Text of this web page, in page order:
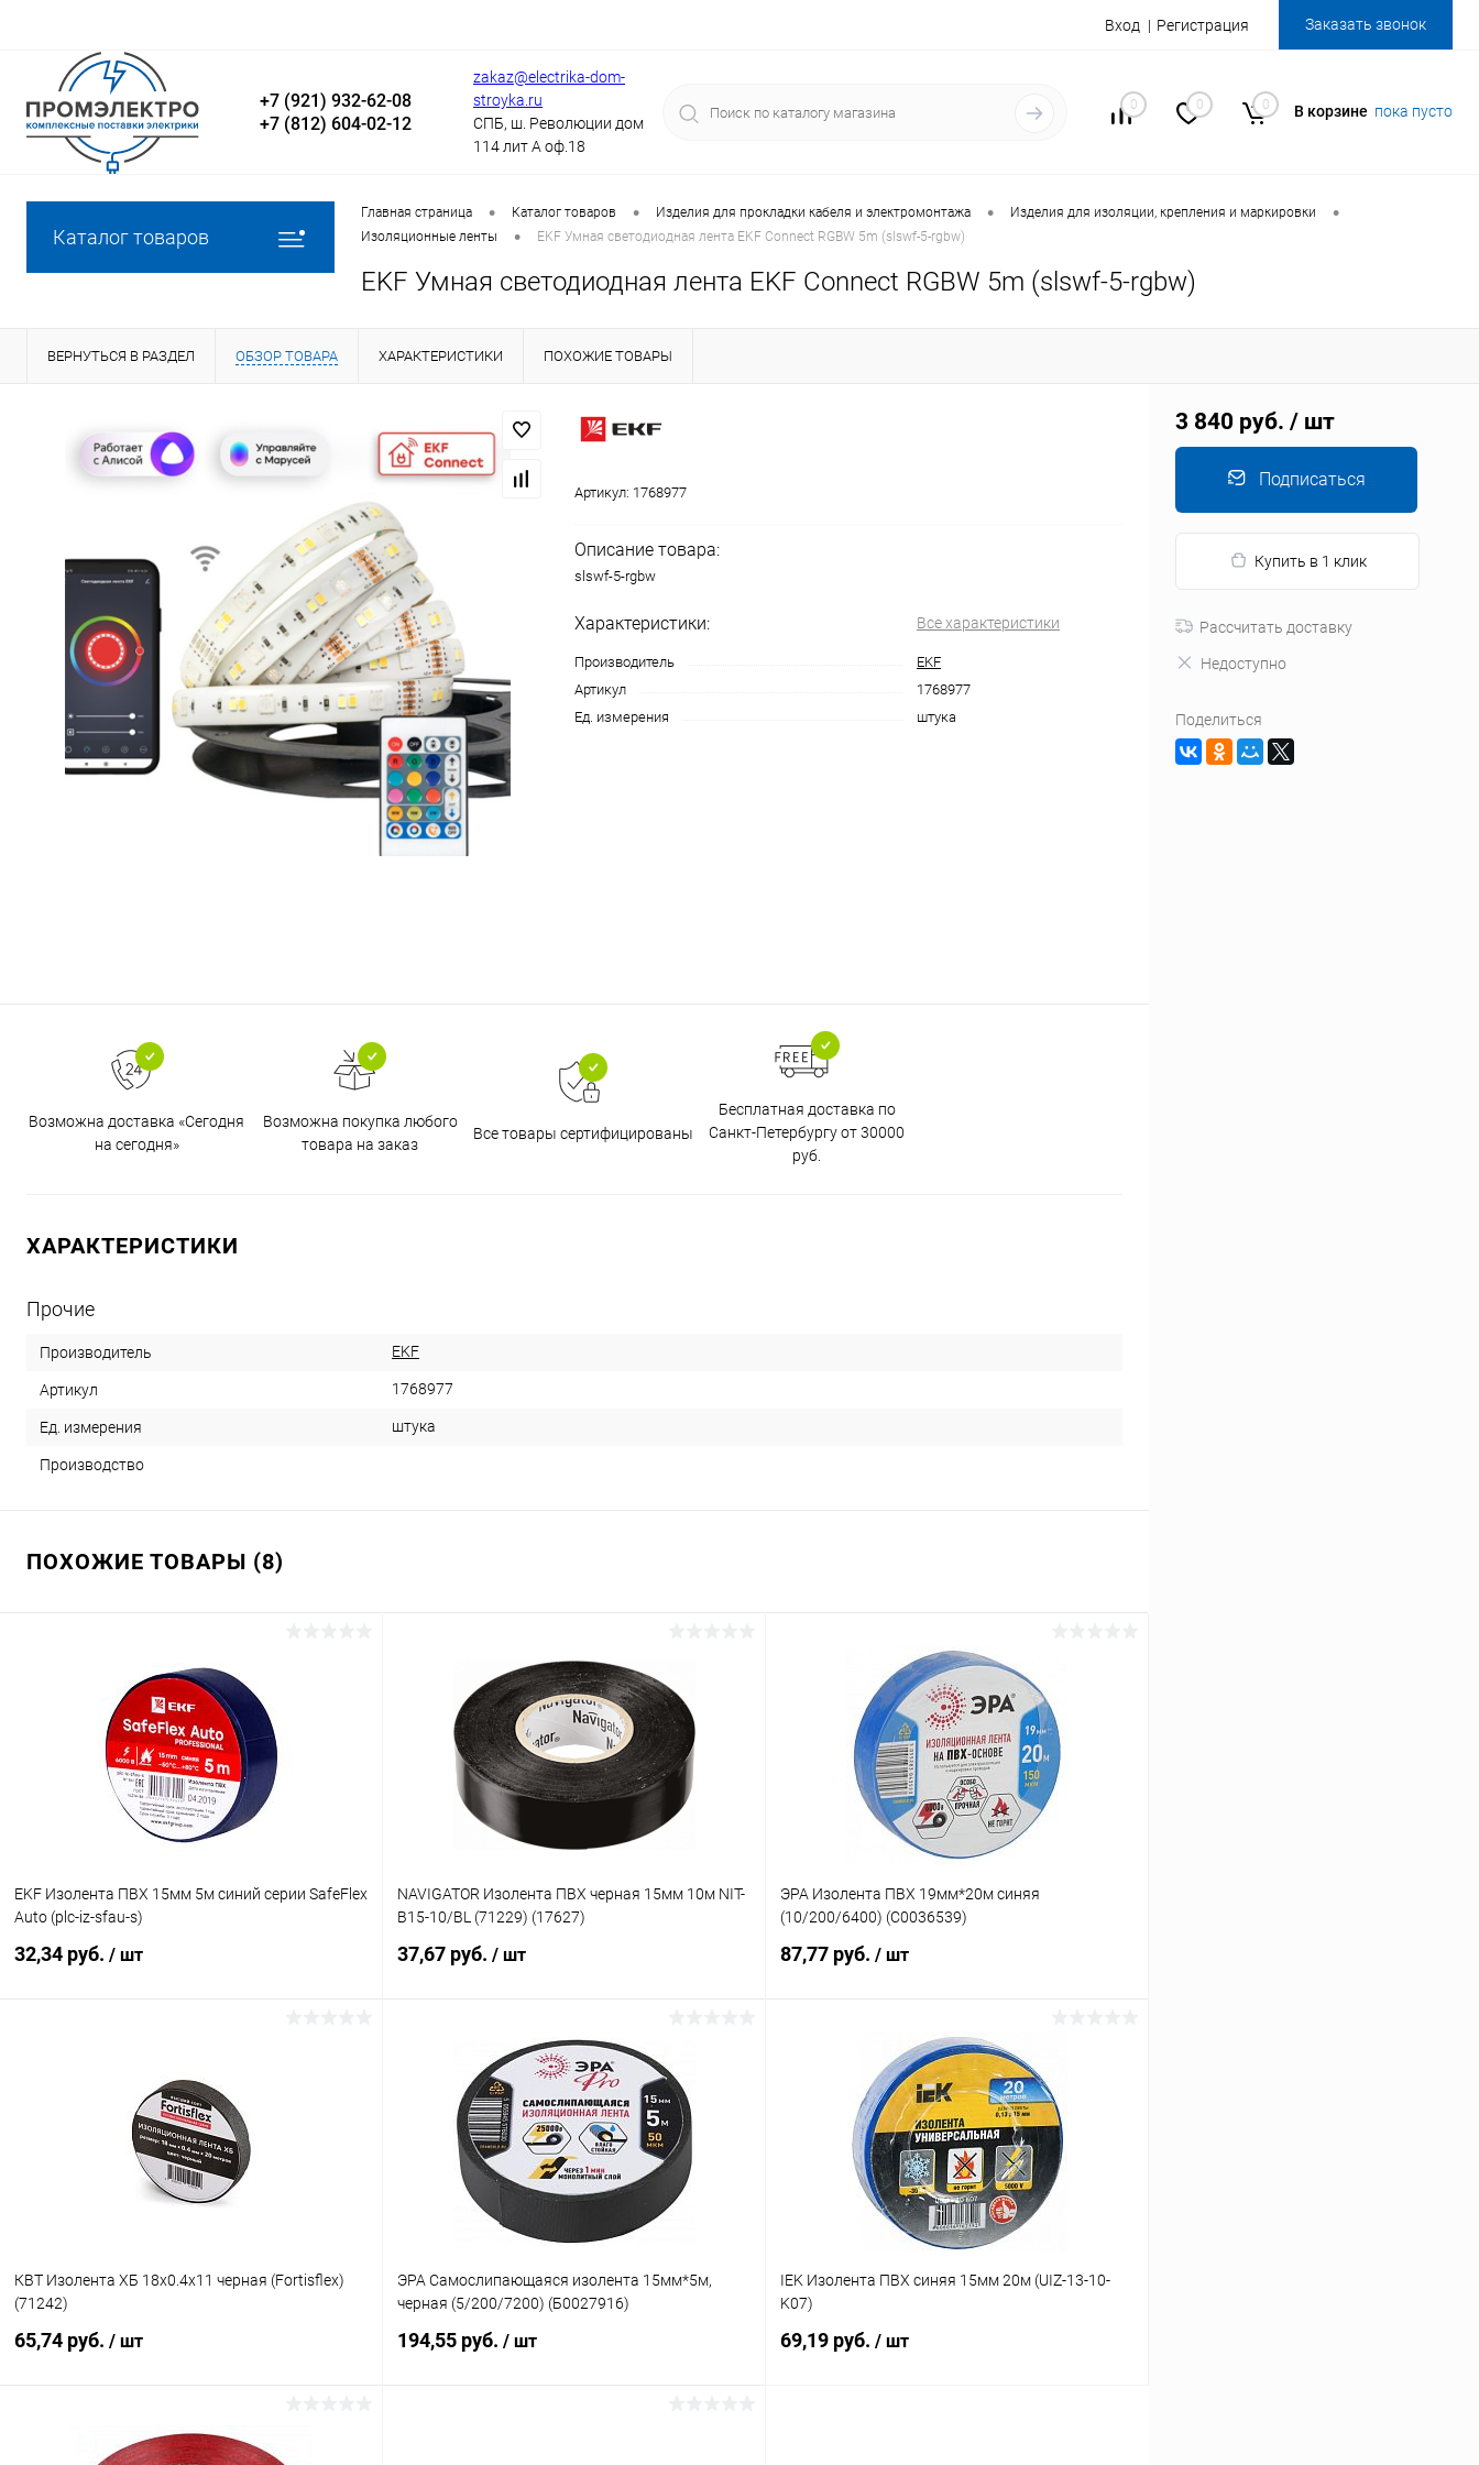
Вход Регистрация Заказать звонок
+7 (921) 932-62-08
+7 (812) 604-02-12
zakaz@electrika-dom-
stroyka.ru
СПБ, ш. Революции дом
114 лит А оф.18
0 0 0 В корзине пока пусто
Каталог товаров
Главная страница • Каталог товаров • Изделия для прокладки кабеля и электромонтажа • Изделия для изоляции, крепления и маркировки •
Изоляционные ленты • EKF Умная светодиодная лента EKF Connect RGBW 5m (slswf-5-rgbw)
EKF Умная светодиодная лента EKF Connect RGBW 5m (slswf-5-rgbw)
ВЕРНУТЬСЯ В РАЗДЕЛ ОБЗОР ТОВАРА ХАРАКТЕРИСТИКИ ПОХОЖИЕ ТОВАРЫ
Артикул: 1768977
Описание товара:
slswf-5-rgbw
Характеристики: Все характеристики
Производитель
EKF
Артикул
1768977
Ед. измерения
штука
Возможна доставка «Сегодня
на сегодня»
Возможна покупка любого
товара на заказ
Все товары сертифицированы
Бесплатная доставка по
Санкт-Петербургу от 30000
руб.
ХАРАКТЕРИСТИКИ
Прочие
Производитель EKF
Артикул 1768977
Ед. измерения штука
Производство
ПОХОЖИЕ ТОВАРЫ (8)
EKF Изолента ПВХ 15мм 5м синий серии SafeFlex
Auto (plc-iz-sfau-s)
32,34 руб. / шт
К сравнению
В наличии
NAVIGATOR Изолента ПВХ черная 15мм 10м NIT-
B15-10/BL (71229) (17627)
37,67 руб. / шт
В корзину
Купить в 1 клик К сравнению
В избранное В наличии
ЭРА Изолента ПВХ 19мм*20м синяя
(10/200/6400) (C0036539)
87,77 руб. / шт
В корзину
Купить в 1 клик К сравнению
В избранное В наличии
КВТ Изолента ХБ 18х0.4х11 черная (Fortisflex)
(71242)
65,74 руб. / шт
В корзину
ЭРА Самослипающаяся изолента 15мм*5м,
черная (5/200/7200) (Б0027916)
194,55 руб. / шт
IEK Изолента ПВХ синяя 15мм 20м (UIZ-13-10-
K07)
69,19 руб. / шт
3 840 руб. / шт
Подписаться
Купить в 1 клик
Рассчитать доставку
Недоступно
Поделиться